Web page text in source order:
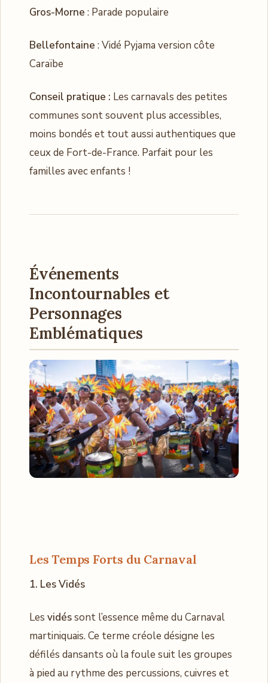
Gros-Morne : Parade populaire
Bellefontaine : Vidé Pyjama version côte
Caraïbe
Conseil pratique : Les carnavals des petites
communes sont souvent plus accessibles,
moins bondés et tout aussi authentiques que
ceux de Fort-de-France. Parfait pour les
familles avec enfants !
Événements
Incontournables et
Personnages
Emblématiques
Les Temps Forts du Carnaval
1. Les Vidés
Les vidéssont l’essence même du Carnaval
martiniquais. Ce terme créole désigne les
défilés dansants où la foule suit les groupes
à pied au rythme des percussions, cuivres et